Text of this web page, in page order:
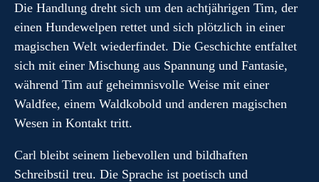
Die Handlung dreht sich um den achtjährigen Tim, der
einen Hundewelpen rettet und sich plötzlich in einer
magischen Welt wiederfindet. Die Geschichte entfaltet
sich mit einer Mischung aus Spannung und Fantasie,
während Tim auf geheimnisvolle Weise mit einer
Waldfee, einem Waldkobold und anderen magischen
Wesen in Kontakt tritt.
Carl bleibt seinem liebevollen und bildhaften
Schreibstil treu. Die Sprache ist poetisch und